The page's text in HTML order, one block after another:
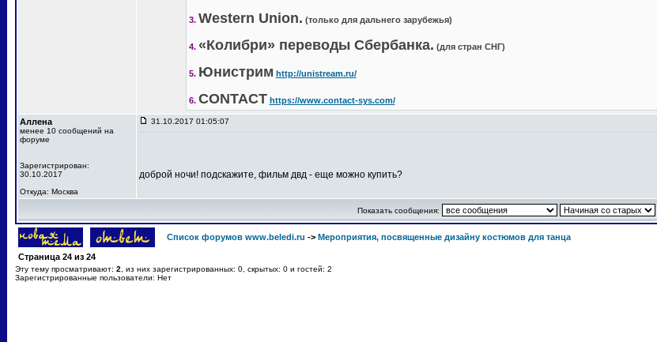
3. Western Union. (только для дальнего зарубежья)
4. «Колибри» переводы Сбербанка. (для стран СНГ)
5. Юнистрим http://unistream.ru/
6. CONTACT https://www.contact-sys.com/
Аллена
менее 10 сообщений на
форуме
Зарегистрирован:
30.10.2017
Откуда: Москва
31.10.2017 01:05:07
доброй ночи! подскажите, фильм двд - еще можно купить?
Показать сообщения:
Список форумов www.beledi.ru -> Мероприятия, посвященные дизайну костюмов для танца
Страница 24 из 24
Эту тему просматривают: 2 , из них зарегистрированных: 0, скрытых: 0 и гостей: 2
Зарегистрированные пользователи: Нет